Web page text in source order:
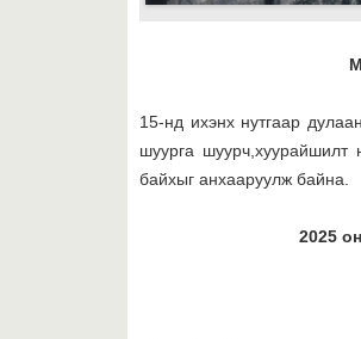
15-нд ихэнх нутгаар
шуурга шуурч,хуурайшилт
байхыг анхааруулж байна.
2025